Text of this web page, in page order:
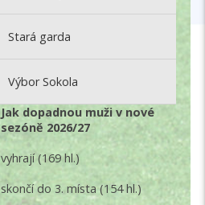
Stará garda
Výbor Sokola
Jak dopadnou muži v nové
sezóně 2026/27
vyhrají(169 hl.)
skončí do 3. místa(154 hl.)